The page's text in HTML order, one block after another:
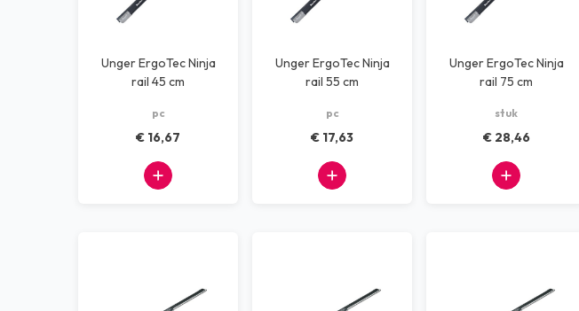
Unger ErgoTec Ninja
rail 45 cm
pc
€ 16,67
Unger ErgoTec Ninja
rail 55 cm
pc
€ 17,63
Unger ErgoTec Ninja
rail 75 cm
stuk
€ 28,46